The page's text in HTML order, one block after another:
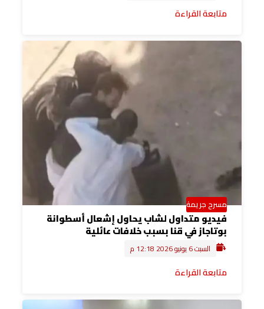
متابعة القراءة
مسرح جريمة
فيديو متداول لشاب يحاول إشعال أسطوانة
بوتاجاز في قنا بسبب خلافات عائلية
السبت 6 يونيو 2026 12:18 م
متابعة القراءة